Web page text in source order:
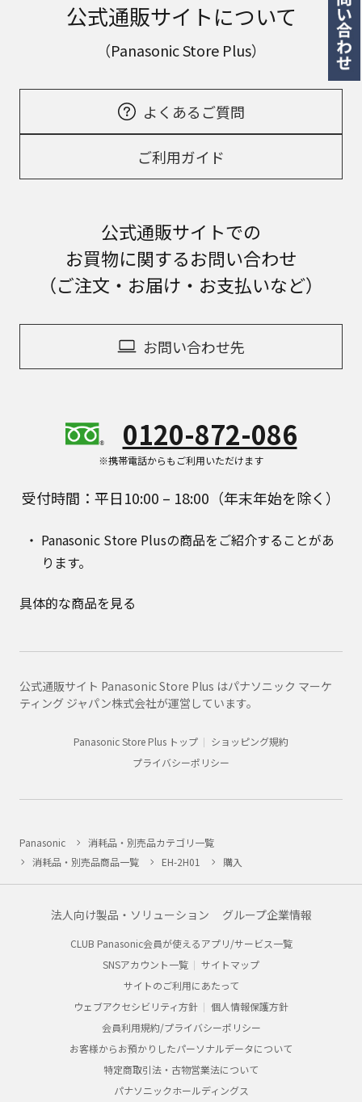
公式通販サイトについて
（Panasonic Store Plus）
よくあるご質問
ご利用ガイド
公式通販サイトでの
お買物に関するお問い合わせ
（ご注文・お届け・お支払いなど）
お問い合わせ先
0120-872-086
※携帯電話からもご利用いただけます
受付時間：平日10:00 – 18:00（年末年始を除く）
Panasonic Store Plusの商品をご紹介することがあ
ります。
具体的な商品を見る
公式通販サイト Panasonic Store Plus はパナソニック マーケ
ティング ジャパン株式会社が運営しています。
Panasonic Store Plus トップ
ショッピング規約
プライバシーポリシー
Panasonic
消耗品・別売品カテゴリ一覧
消耗品・別売品商品一覧
EH-2H01 購入
法人向け製品・ソリューション グループ企業情報
CLUB Panasonic会員が使えるアプリ/サービス一覧
SNSアカウント一覧
サイトマップ
サイトのご利用にあたって
ウェブアクセシビリティ方針
個人情報保護方針
会員利用規約/プライバシーポリシー
お客様からお預かりしたパーソナルデータについて
特定商取引法・古物営業法について
パナソニックホールディングス